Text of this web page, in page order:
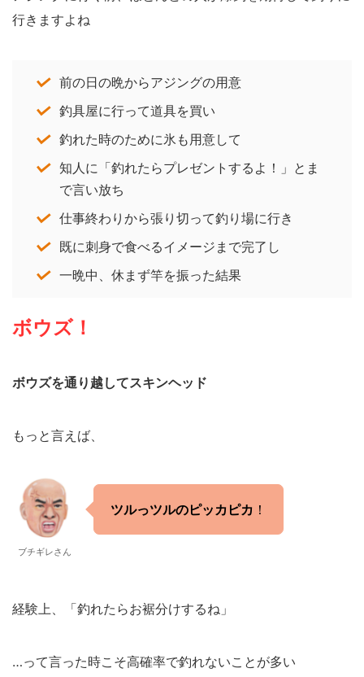
行きますよね
前の日の晩からアジングの用意
釣具屋に行って道具を買い
釣れた時のために氷も用意して
知人に「釣れたらプレゼントするよ！」とま
で言い放ち
仕事終わりから張り切って釣り場に行き
既に刺身で食べるイメージまで完了し
一晩中、休まず竿を振った結果
ボウズ！
ボウズを通り越してスキンヘッド
もっと言えば、
ブチギレさん
ツルっツルのピッカピカ ！
経験上、「釣れたらお裾分けするね」
…って言った時こそ高確率で釣れないことが多い